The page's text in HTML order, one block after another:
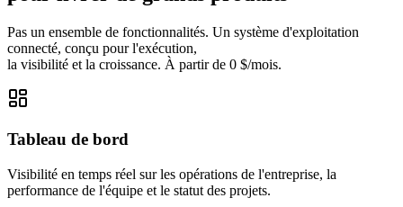
Pas un ensemble de fonctionnalités. Un système d'exploitation
connecté, conçu pour l'exécution,
la visibilité et la croissance. À partir de 0 $/mois.
Tableau de bord
Visibilité en temps réel sur les opérations de l'entreprise, la
performance de l'équipe et le statut des projets.